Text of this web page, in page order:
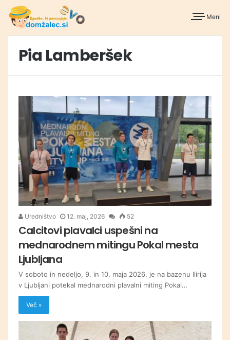
Meni
Pia Lamberšek
Uredništvo 12. maj, 2026 52
Calcitovi plavalci uspešni na
mednarodnem mitingu Pokal mesta
Ljubljana
V soboto in nedeljo, 9. in 10. maja 2026, je na bazenu Ilirija
v Ljubljani potekal mednarodni plavalni miting Pokal…
Več »